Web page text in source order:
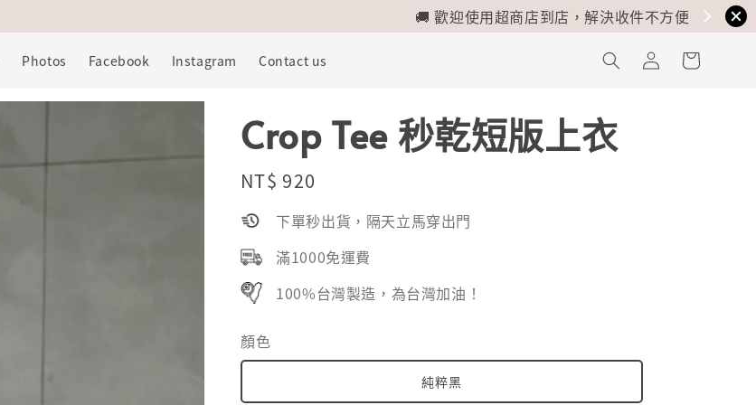
Photos Facebook Instagram Contact us
Crop Tee 秒乾短版上衣
Regular
price
NT$ 920
下單秒出貨，隔天立馬穿出門
滿1000免運費
100%台灣製造，為台灣加油！
顏色
純粹黑